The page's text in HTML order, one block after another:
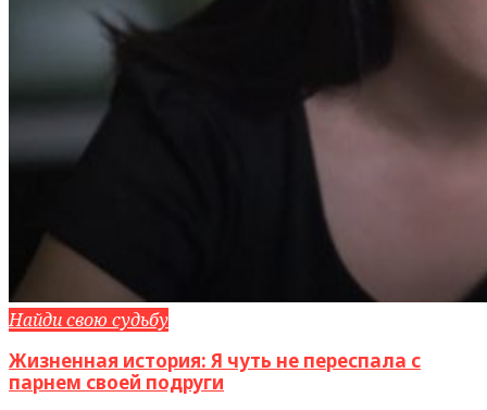
Найди свою судьбу
Жизненная история: Я чуть не переспала с
парнем своей подруги